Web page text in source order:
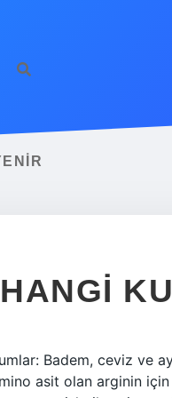
Badem, ceviz ve
asit olan arginin için